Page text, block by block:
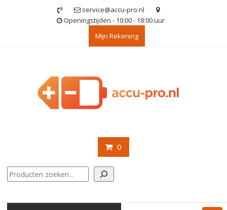
service@accu-pro.nl
Openingstijden - 10:00 - 18:00 uur
Mijn Rekening
0
Zoeken